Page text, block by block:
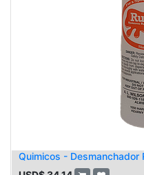
Quimicos - Desmanchador